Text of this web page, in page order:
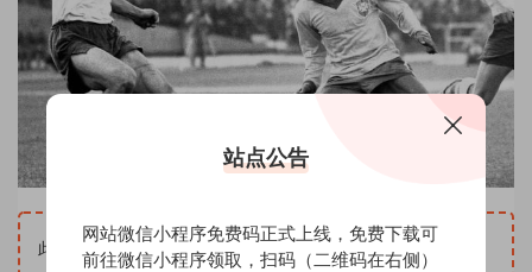
此内容查看价格为 1 足球币，请先 登录
站点公告
网站微信小程序免费码正式上线，免费下载可
前往微信小程序领取，扫码（二维码在右侧）